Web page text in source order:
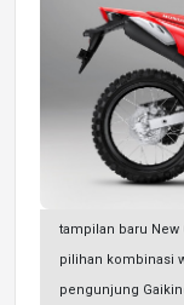
tampilan baru New
pilihan kombinasi
pengunjung